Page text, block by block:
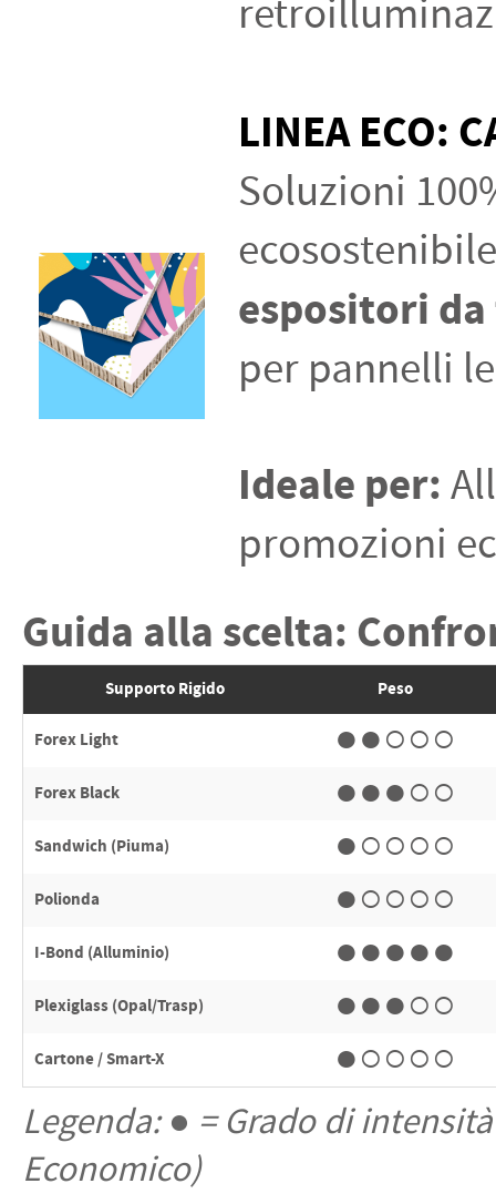
LINEA ECO:
Soluzioni
espositori
per pannelli
Ideale per:
promozioni
Guida alla scelta:
Supporto Rigido Peso
Forex Light ●●○○○
Forex Black ●●●○○
Sandwich (Piuma) ●○○○○
Polionda ●○○○○
I-Bond (Alluminio) ●●●●●
Plexiglass (Opal/Trasp) ●●●○○
Cartone / Smart-X ●○○○○
Legenda: ● = Grado di
Economico)